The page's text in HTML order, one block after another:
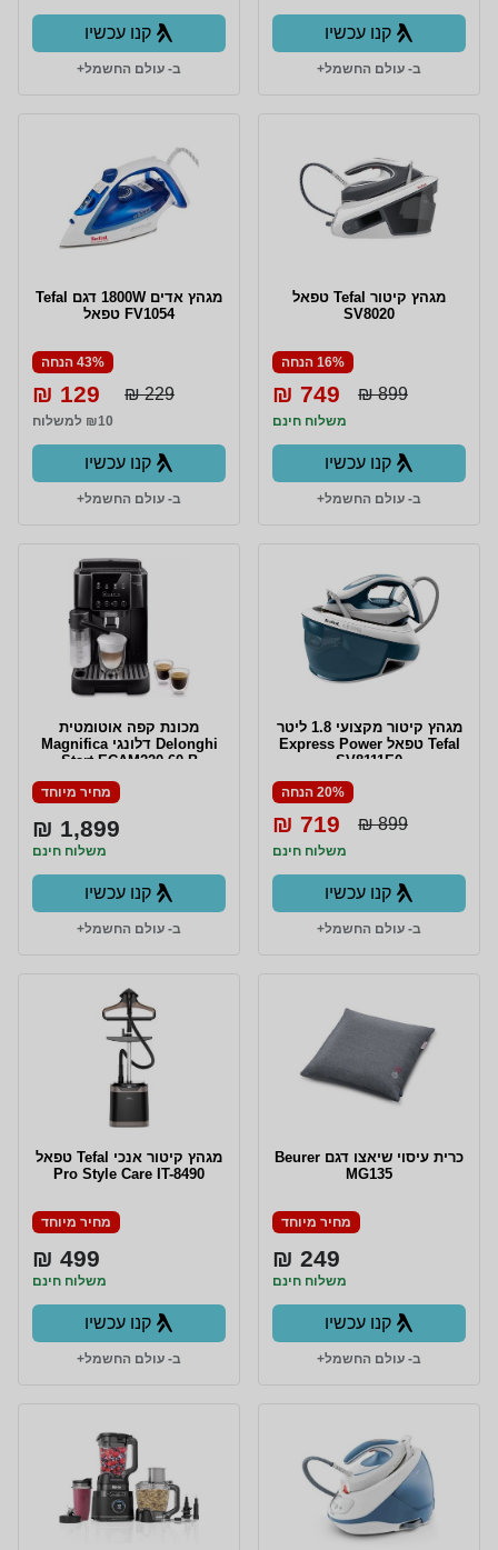
קנו עכשיו
ב- עולם החשמל+
קנו עכשיו
ב- עולם החשמל+
מגהץ קיטור Tefal טפאל
SV8020
16% הנחה
899 ₪
749 ₪
משלוח חינם
קנו עכשיו
ב- עולם החשמל+
מגהץ ‏אדים 1800W דגם Tefal
FV1054 טפאל
43% הנחה
229 ₪
129 ₪
₪10 למשלוח
קנו עכשיו
ב- עולם החשמל+
מגהץ קיטור מקצועי 1.8 ליטר
Tefal טפאל Express Power
SV8111E0
20% הנחה
899 ₪
719 ₪
משלוח חינם
קנו עכשיו
ב- עולם החשמל+
מכונת קפה אוטומטית
Delonghi דלונגי Magnifica
Start ECAM220.60.B
מחיר מיוחד
1,899 ₪
משלוח חינם
קנו עכשיו
ב- עולם החשמל+
כרית עיסוי שיאצו דגם Beurer
MG135
מחיר מיוחד
249 ₪
משלוח חינם
קנו עכשיו
ב- עולם החשמל+
מגהץ קיטור אנכי Tefal טפאל
Pro Style Care IT-8490
מחיר מיוחד
499 ₪
משלוח חינם
קנו עכשיו
ב- עולם החשמל+